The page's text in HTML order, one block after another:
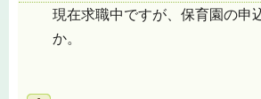
現在求職中ですが、保育園の申
か。